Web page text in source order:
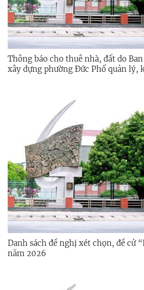
Thông báo cho thuê nhà, đất do
xây dựng phường Đức Phố quản lý,
Danh sách đề nghị xét chọn, đề cử
năm 2026